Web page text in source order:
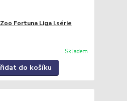
Fortuna Liga I.série
Skladem
do košíku